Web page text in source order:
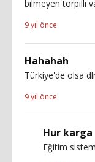
bilmeyen torpilli
9 yıl önce
Hahahah
Türkiye'de olsa
9 yıl önce
Hur karga
Eğitim